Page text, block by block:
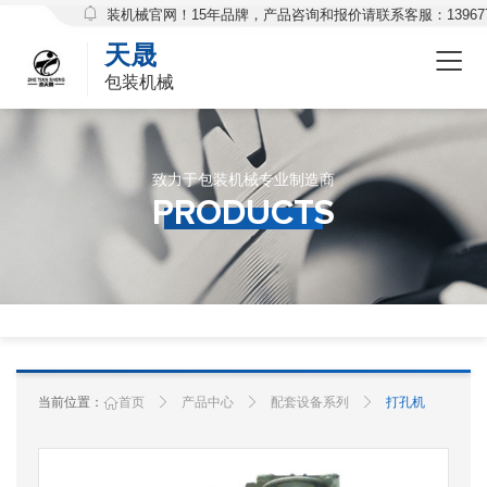
欢迎访问天晟包装机械官网！15年品牌，产品咨询和报价请联系客服：
天晟
包装机械
致力于包装机械专业制造商
PRODUCTS
Products
当前位置： 首页 产品中心 配套设备系列 打孔机